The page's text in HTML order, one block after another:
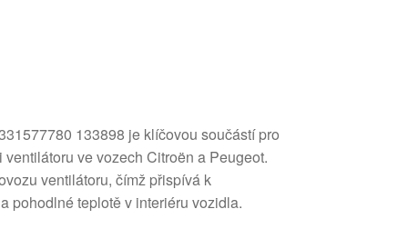
133898 je klíčovou součástí pro
ve vozech Citroën a Peugeot.
ventilátoru, čímž přispívá k
pohodlné teplotě v interiéru vozidla.